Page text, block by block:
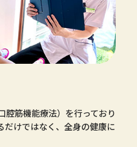
腔筋機能療法）を⾏っており
だけではなく、全⾝の健康に